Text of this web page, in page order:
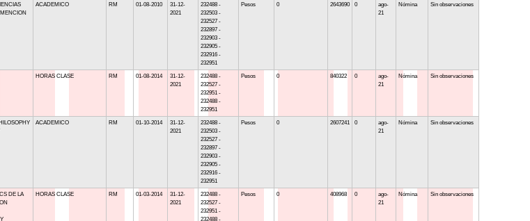
ACADEMICO RM 01-08-2010
31-12-
2021
232488 -
232503 -
232527 -
232897 -
232903 -
232905 -
232916 -
232951
Pesos 0 2643690 0
ago-
21
Nómina Sin observaciones
HORAS CLASE RM 01-08-2014
31-12-
2021
232488 -
232527 -
232951 -
232488 -
232951
Pesos 0 840322 0
ago-
21
Nómina Sin observaciones
ACADEMICO RM 01-10-2014
31-12-
2021
232488 -
232503 -
232527 -
232897 -
232903 -
232905 -
232916 -
232951
Pesos 0 2607241 0
ago-
21
Nómina Sin observaciones
DE LA
HORAS CLASE RM 01-03-2014
31-12-
2021
232488 -
232527 -
232951 -
232488 -
Pesos 0 408968 0
ago-
21
Nómina Sin observaciones